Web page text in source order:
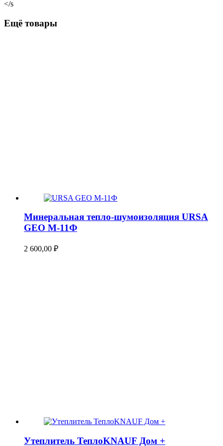
</s
Ещё товары
Минеральная тепло-шумоизоляция URSA
GEO М-11Ф
2 600,00 ₽
Утеплитель ТеплоKNAUF Дом +